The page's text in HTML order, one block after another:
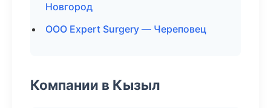
Новгород
ООО Expert Surgery — Череповец
Компании в Кызыл